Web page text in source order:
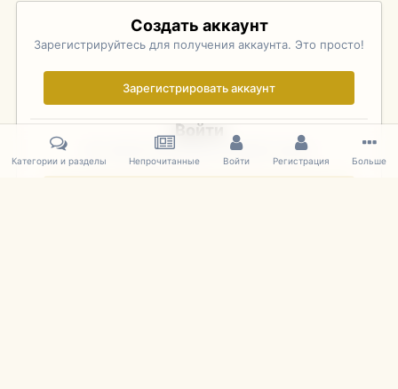
Создать аккаунт
Зарегистрируйтесь для получения аккаунта. Это просто!
Зарегистрировать аккаунт
Войти
Уже зарегистрированы? Войдите здесь.
Категории и разделы Непрочитанные Войти Регистрация Больше